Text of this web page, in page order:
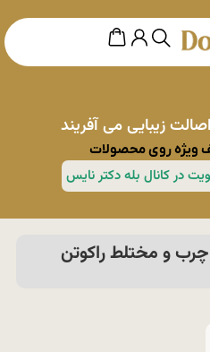
زیبایی می آفریند
و مختلط راکوتن